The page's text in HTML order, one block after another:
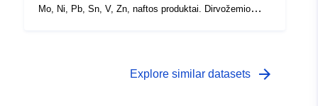
Mo, Ni, Pb, Sn, V, Zn, naftos produktai. Dirvožemio
susijusią su dirvožemio tarša.Explore similar datasets arrow_forward